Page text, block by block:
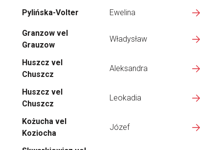
Pylińska-Volter Ewelina
Granzow vel
Grauzow
Władysław
Huszcz vel
Chuszcz
Aleksandra
Huszcz vel
Chuszcz
Leokadia
Kożucha vel
Koziocha
Józef